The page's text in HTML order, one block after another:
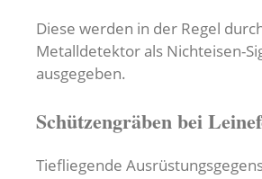
Diese werden in der Regel
Metalldetektor als Nichteisen-
ausgegeben.
Schützengräben bei
Tiefliegende